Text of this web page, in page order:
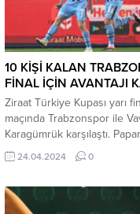
10 KİŞİ KALAN
FİNAL İÇİN AVANTAJI
Ziraat Türkiye Kupası yarı
maçında Trabzonspor ile
Karagümrük karşılaştı.
oynanan mücadeleyi ev
kişi kalmasına rağmen 3-2
Trabzonspor 15. dakikada
24.04.2024 0